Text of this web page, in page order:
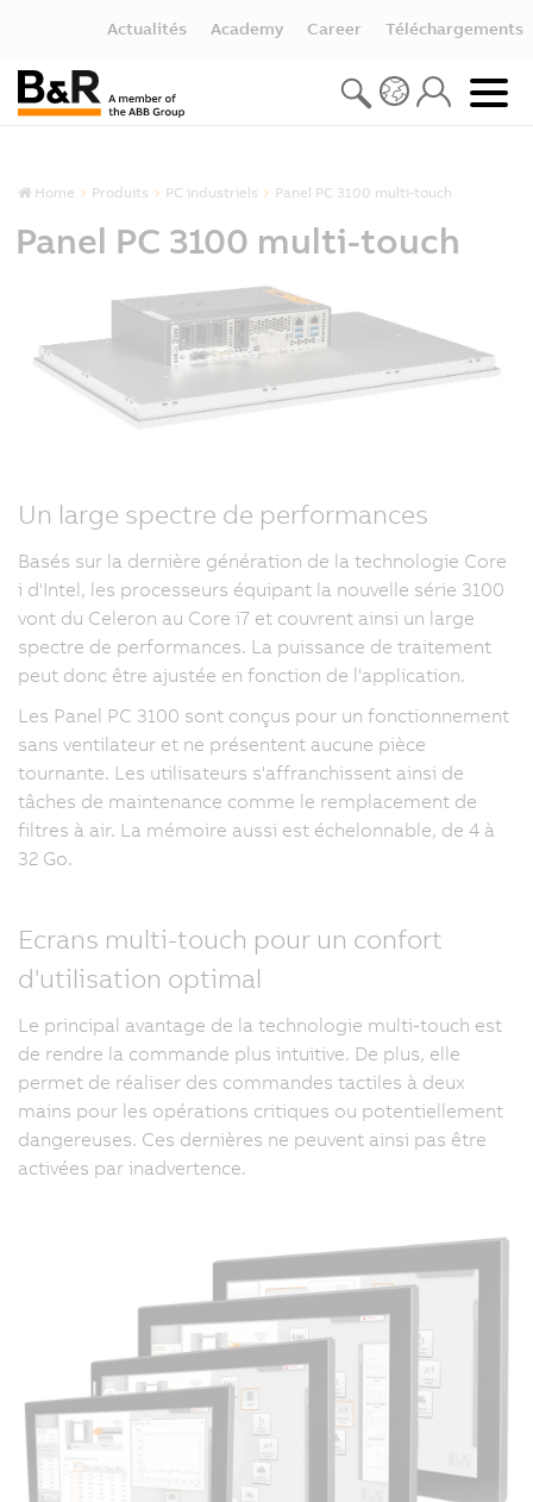
Actualités Academy Career Téléchargements
Home Produits PC industriels Panel PC 3100 multi-touch
Panel PC 3100 multi-touch
Un large spectre de performances
Basés sur la dernière génération de la technologie Core
i d'Intel, les processeurs équipant la nouvelle série 3100
vont du Celeron au Core i7 et couvrent ainsi un large
spectre de performances. La puissance de traitement
peut donc être ajustée en fonction de l'application.
Les Panel PC 3100 sont conçus pour un fonctionnement
sans ventilateur et ne présentent aucune pièce
tournante. Les utilisateurs s'affranchissent ainsi de
tâches de maintenance comme le remplacement de
filtres à air. La mémoire aussi est échelonnable, de 4 à
32 Go.
Ecrans multi-touch pour un confort
d'utilisation optimal
Le principal avantage de la technologie multi-touch est
de rendre la commande plus intuitive. De plus, elle
permet de réaliser des commandes tactiles à deux
mains pour les opérations critiques ou potentiellement
dangereuses. Ces dernières ne peuvent ainsi pas être
activées par inadvertence.